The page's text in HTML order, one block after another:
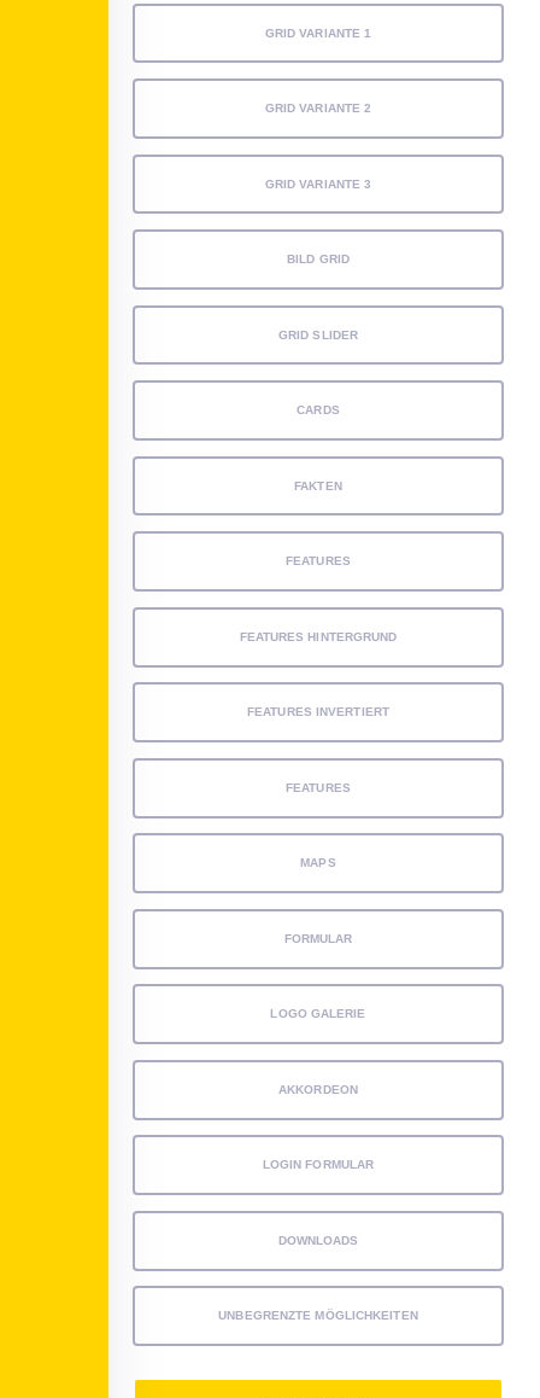
GRID VARIANTE 1
GRID VARIANTE 2
GRID VARIANTE 3
BILD GRID
GRID SLIDER
CARDS
FAKTEN
FEATURES
FEATURES HINTERGRUND
FEATURES INVERTIERT
FEATURES
MAPS
FORMULAR
LOGO GALERIE
AKKORDEON
LOGIN FORMULAR
DOWNLOADS
UNBEGRENZTE MÖGLICHKEITEN